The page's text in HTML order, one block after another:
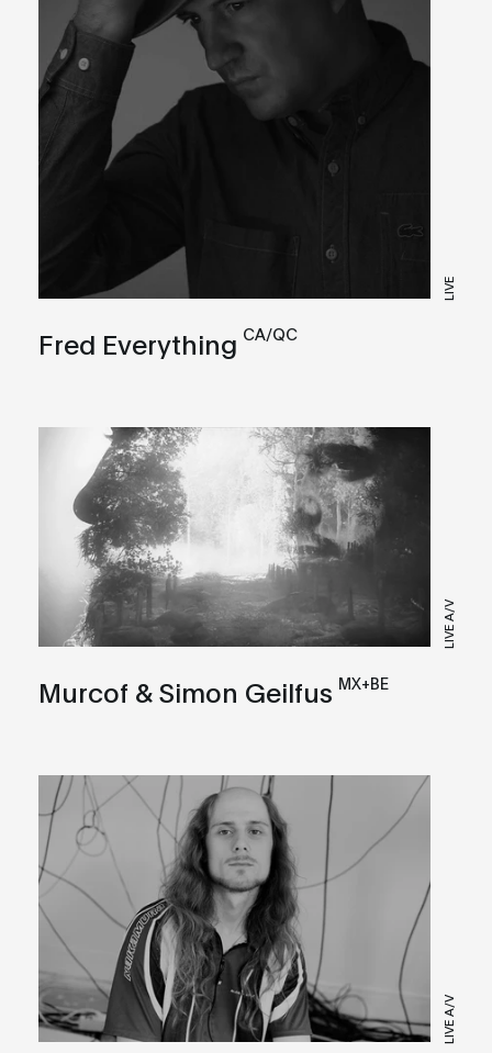
LIVE
Fred Everything CA/QC
LIVE A/V
Murcof & Simon Geilfus MX+BE
LIVE A/V